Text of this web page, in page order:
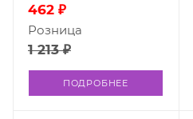
462 ₽
1 213 ₽
Розница
ПОДРОБНЕЕ